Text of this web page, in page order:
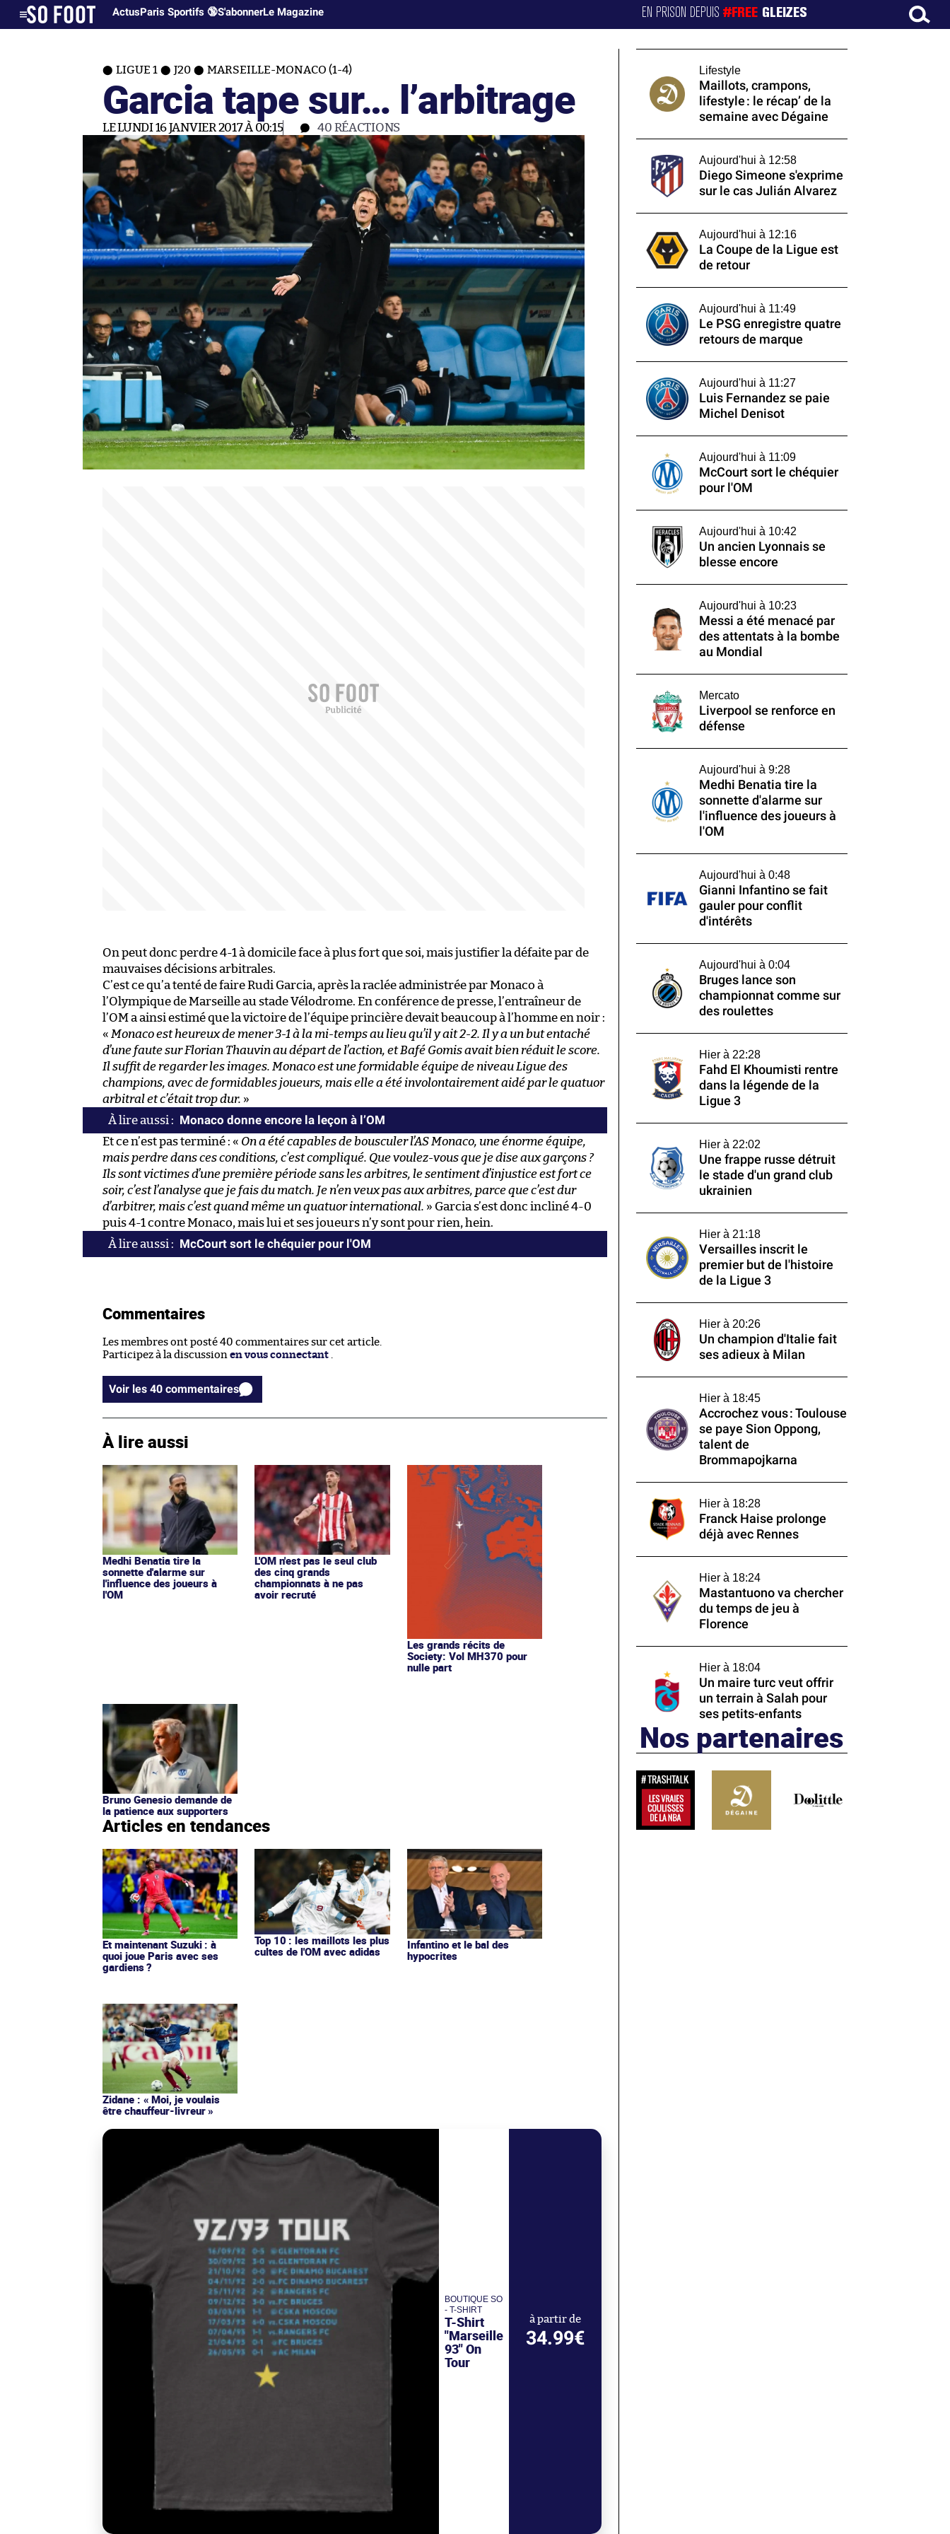
ActusParis Sportifs 🔞S'abonnerLe Magazine EN PRISON DEPUIS#FREE GLEIZES
LIGUE 1 J20 MARSEILLE-MONACO (1-4)
Garcia tape sur… l’arbitrage
LE LUNDI 16 JANVIER 2017 À 00:15 40 RÉACTIONS
On peut donc perdre 4-1 à domicile face à plus fort que soi, mais justifier la défaite par de
mauvaises décisions arbitrales.
C’est ce qu’a tenté de faire Rudi Garcia, après la raclée administrée par Monaco à
l’Olympique de Marseille au stade Vélodrome. En conférence de presse, l’entraîneur de
l’OM a ainsi estimé que la victoire de l’équipe princière devait beaucoup à l’homme en noir :
« Monaco est heureux de mener 3-1 à la mi-temps au lieu qu’il y ait 2-2. Il y a un but entaché
d’une faute sur Florian Thauvin au départ de l’action, et Bafé Gomis avait bien réduit le score.
Il suffit de regarder les images. Monaco est une formidable équipe de niveau Ligue des
champions, avec de formidables joueurs, mais elle a été involontairement aidé par le quatuor
arbitral et c’était trop dur. »
Monaco donne encore la leçon à l’OM
Et ce n’est pas terminé : « On a été capables de bousculer l’AS Monaco, une énorme équipe,
mais perdre dans ces conditions, c’est compliqué. Que voulez-vous que je dise aux garçons ?
Ils sont victimes d’une première période sans les arbitres, le sentiment d’injustice est fort ce
soir, c’est l’analyse que je fais du match. Je n’en veux pas aux arbitres, parce que c’est dur
d’arbitrer, mais c’est quand même un quatuor international. » Garcia s’est donc incliné 4-0
puis 4-1 contre Monaco, mais lui et ses joueurs n’y sont pour rien, hein.
McCourt sort le chéquier pour l'OM
Commentaires
Les membres ont posté 40 commentaires sur cet article.
Participez à la discussion en vous connectant
Voir les 40 commentaires
À lire aussi
Medhi Benatia tire la
sonnette d'alarme sur
l'influence des joueurs à
l'OM
L'OM n'est pas le seul club
des cinq grands
championnats à ne pas
avoir recruté
Les grands récits de
Society: Vol MH370 pour
nulle part
Bruno Genesio demande de
la patience aux supporters
Articles en tendances
Et maintenant Suzuki : à
quoi joue Paris avec ses
gardiens ?
Top 10 : les maillots les plus
cultes de l'OM avec adidas
Infantino et le bal des
hypocrites
Zidane : « Moi, je voulais
être chauffeur-livreur »
BOUTIQUE SO
- T-SHIRT
T-Shirt
"Marseille
93" On
Tour
à partir de
34.99€
Lifestyle
Maillots, crampons,
lifestyle : le récap’ de la
semaine avec Dégaine
Aujourd'hui à 12:58
Diego Simeone s'exprime
sur le cas Julián Alvarez
Aujourd'hui à 12:16
La Coupe de la Ligue est
de retour
Aujourd'hui à 11:49
Le PSG enregistre quatre
retours de marque
Aujourd'hui à 11:27
Luis Fernandez se paie
Michel Denisot
Aujourd'hui à 11:09
McCourt sort le chéquier
pour l'OM
Aujourd'hui à 10:42
Un ancien Lyonnais se
blesse encore
Aujourd'hui à 10:23
Messi a été menacé par
des attentats à la bombe
au Mondial
Mercato
Liverpool se renforce en
défense
Aujourd'hui à 9:28
Medhi Benatia tire la
sonnette d'alarme sur
l'influence des joueurs à
l'OM
Aujourd'hui à 0:48
Gianni Infantino se fait
gauler pour conflit
d'intérêts
Aujourd'hui à 0:04
Bruges lance son
championnat comme sur
des roulettes
Hier à 22:28
Fahd El Khoumisti rentre
dans la légende de la
Ligue 3
Hier à 22:02
Une frappe russe détruit
le stade d'un grand club
ukrainien
Hier à 21:18
Versailles inscrit le
premier but de l'histoire
de la Ligue 3
Hier à 20:26
Un champion d'Italie fait
ses adieux à Milan
Hier à 18:45
Accrochez vous : Toulouse
se paye Sion Oppong,
talent de
Brommapojkarna
Hier à 18:28
Franck Haise prolonge
déjà avec Rennes
Hier à 18:24
Mastantuono va chercher
du temps de jeu à
Florence
Hier à 18:04
Un maire turc veut offrir
un terrain à Salah pour
ses petits-enfants
Nos partenaires